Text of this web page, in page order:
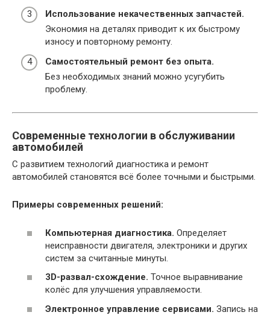
Использование некачественных запчастей.
Экономия на деталях приводит к их быстрому
износу и повторному ремонту.
Самостоятельный ремонт без опыта.
Без необходимых знаний можно усугубить
проблему.
Современные технологии в обслуживании
автомобилей
С развитием технологий диагностика и ремонт
автомобилей становятся всё более точными и быстрыми.
Примеры современных решений:
Компьютерная диагностика. Определяет
неисправности двигателя, электроники и других
систем за считанные минуты.
3D-развал-схождение. Точное выравнивание
колёс для улучшения управляемости.
Электронное управление сервисами. Запись на